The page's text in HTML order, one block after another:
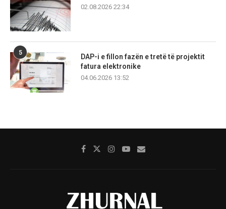
02.08.2026 22:34
5
DAP-i e fillon fazën e tretë të projektit
fatura elektronike
04.06.2026 13:52